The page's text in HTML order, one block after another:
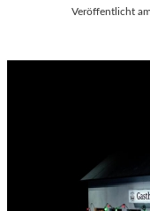
Veröffentlicht